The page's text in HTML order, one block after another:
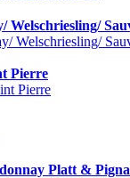
Welschriesling/
Pierre
Platt &